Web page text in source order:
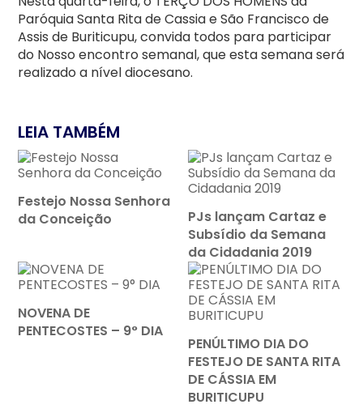
Paróquia Santa Rita de Cassia e São Francisco de
Assis de Buriticupu, convida todos para participar
do Nosso encontro semanal, que esta semana será
realizado a nível diocesano.
LEIA TAMBÉM
Festejo Nossa Senhora
da Conceição
PJs lançam Cartaz e
Subsídio da Semana
da Cidadania 2019
NOVENA DE
PENTECOSTES – 9° DIA
PENÚLTIMO DIA DO
FESTEJO DE SANTA RITA
DE CÁSSIA EM
BURITICUPU